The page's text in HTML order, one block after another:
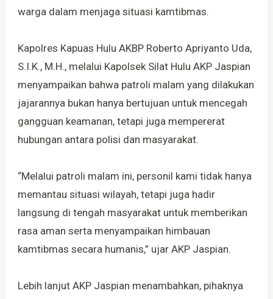
warga dalam menjaga situasi kamtibmas.
Kapolres Kapuas Hulu AKBP Roberto Apriyanto Uda,
S.I.K., M.H., melalui Kapolsek Silat Hulu AKP Jaspian
menyampaikan bahwa patroli malam yang dilakukan
jajarannya bukan hanya bertujuan untuk mencegah
gangguan keamanan, tetapi juga mempererat
hubungan antara polisi dan masyarakat.
“Melalui patroli malam ini, personil kami tidak hanya
memantau situasi wilayah, tetapi juga hadir
langsung di tengah masyarakat untuk memberikan
rasa aman serta menyampaikan himbauan
kamtibmas secara humanis,” ujar AKP Jaspian.
Lebih lanjut AKP Jaspian menambahkan, pihaknya